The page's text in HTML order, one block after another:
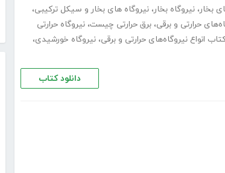
بخار، نیروگاه بخار، نیروگاه های بخار و سیکل ترکیبی،
حرارتی و برقی، برق حرارتی چیست، نیروگاه حرارتی
، نیروگاه خورشیدی،
دانلود کتاب